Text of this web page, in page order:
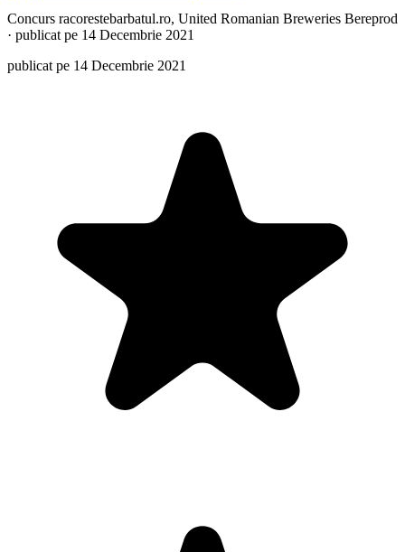
Concurs racorestebarbatul.ro, United Romanian Breweries Bereprod
· publicat pe 14 Decembrie 2021
publicat pe 14 Decembrie 2021